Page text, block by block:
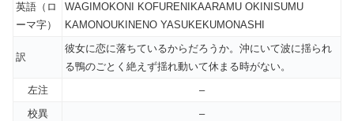
英語（ロ
ーマ字）
WAGIMOKONI KOFURENIKAARAMU OKINISUMU
KAMONOUKINENO YASUKEKUMONASHI
訳
彼女に恋に落ちているからだろうか。沖にいて波に揺られ
る鴨のごとく絶えず揺れ動いて休まる時がない。
左注
–
校異
–